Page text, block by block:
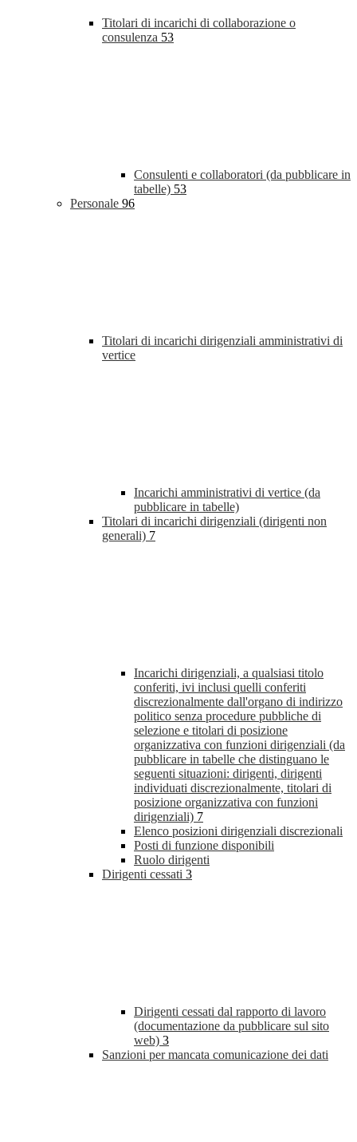
Titolari di incarichi di collaborazione o
consulenza 53
Consulenti e collaboratori (da pubblicare in
tabelle) 53
Personale 96
Titolari di incarichi dirigenziali amministrativi di
vertice
Incarichi amministrativi di vertice (da
pubblicare in tabelle)
Titolari di incarichi dirigenziali (dirigenti non
generali) 7
Incarichi dirigenziali, a qualsiasi titolo
conferiti, ivi inclusi quelli conferiti
discrezionalmente dall'organo di indirizzo
politico senza procedure pubbliche di
selezione e titolari di posizione
organizzativa con funzioni dirigenziali (da
pubblicare in tabelle che distinguano le
seguenti situazioni: dirigenti, dirigenti
individuati discrezionalmente, titolari di
posizione organizzativa con funzioni
dirigenziali) 7
Elenco posizioni dirigenziali discrezionali
Posti di funzione disponibili
Ruolo dirigenti
Dirigenti cessati 3
Dirigenti cessati dal rapporto di lavoro
(documentazione da pubblicare sul sito
web) 3
Sanzioni per mancata comunicazione dei dati